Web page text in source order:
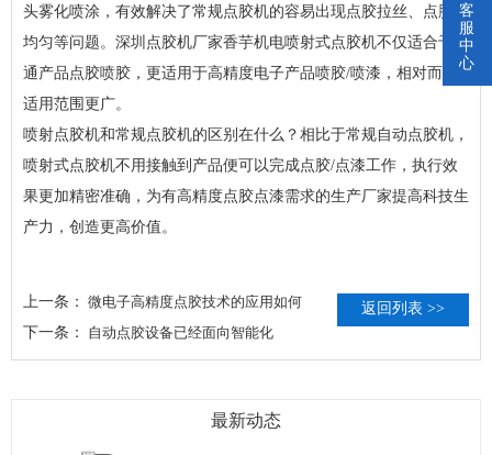
头雾化喷涂，有效解决了常规点胶机的容易出现点胶拉丝、点胶不
均匀等问题。深圳点胶机厂家香芋机电喷射式点胶机不仅适合于普
通产品点胶喷胶，更适用于高精度电子产品喷胶/喷漆，相对而言
适用范围更广。
喷射点胶机和常规点胶机的区别在什么？相比于常规自动点胶机，
喷射式点胶机不用接触到产品便可以完成点胶/点漆工作，执行效
果更加精密准确，为有高精度点胶点漆需求的生产厂家提高科技生
产力，创造更高价值。
上一条： 微电子高精度点胶技术的应用如何
下一条：
自动点胶设备已经面向智能化
返回列表 >>
最新动态
客
服
中
心